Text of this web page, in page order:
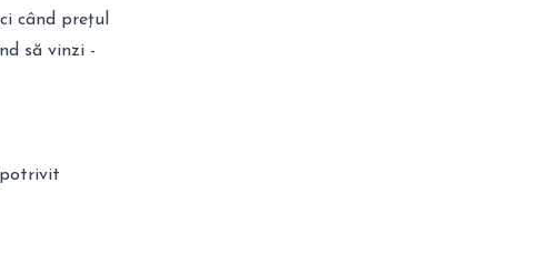
când prețul
să vinzi -
potrivit